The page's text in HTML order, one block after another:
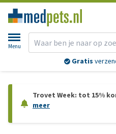
Menu
Gratis
Trovet Week: tot 15%
meer